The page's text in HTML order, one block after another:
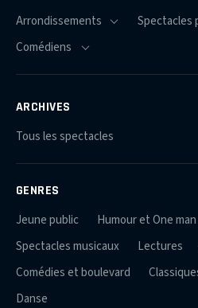
ARCHIVES
Tous les spectacles
GENRES
Jeune public
Humour et One
Spectacles musicaux
Lectures
Comédies et boulevard
Danse